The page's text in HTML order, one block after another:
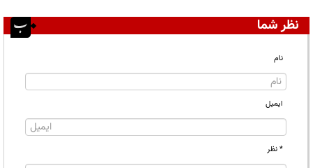
نظر شما
نام
ایمیل
* نظر